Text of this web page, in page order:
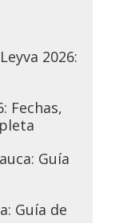
2026:
Fechas,
Guía
Guía de